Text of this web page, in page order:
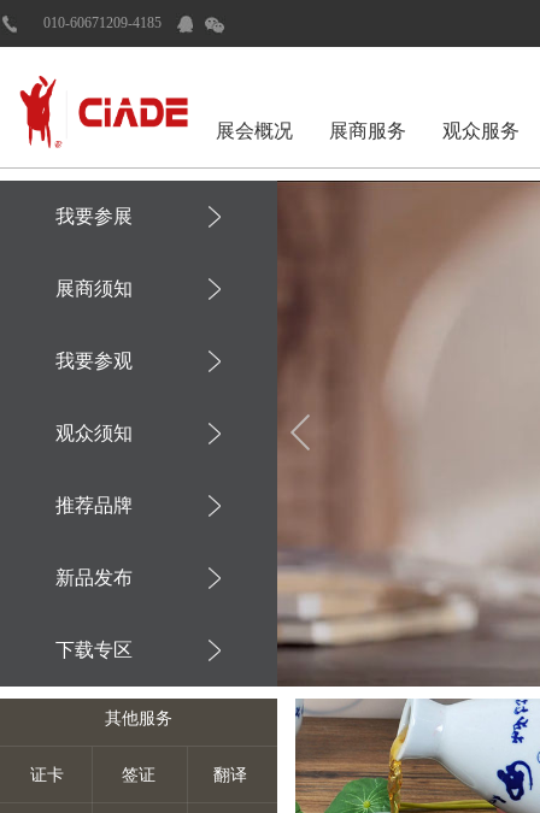
010-60671209-4185
展会概况 展商服务 观众服务
我要参展
展商须知
我要参观
观众须知
推荐品牌
新品发布
下载专区
其他服务
证卡 签证 翻译